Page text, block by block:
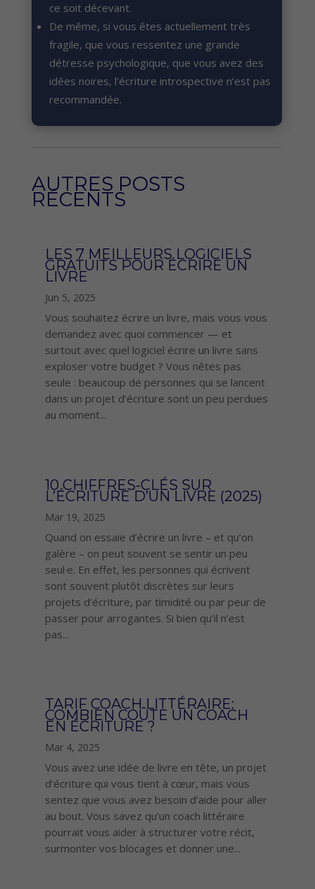
ce soit décevant.
De même, si vous êtes actuellement très
fragile, que vous ressentez une grande
détresse psychologique, que vous avez des
idées noires, l’écriture introspective n’est pas
recommandée.
AUTRES POSTS
RÉCENTS
LES 7 MEILLEURS LOGICIELS
GRATUITS POUR ÉCRIRE UN
LIVRE
Jun 5, 2025
Vous souhaitez écrire un livre, mais vous vous
demandez avec quoi commencer — et
surtout avec quel logiciel écrire un livre sans
exploser votre budget ? Vous nêtes pas
seule : beaucoup de personnes qui se lancent
dans un projet d’écriture sont un peu perdues
au moment...
10 CHIFFRES-CLÉS SUR
L’ÉCRITURE D’UN LIVRE (2025)
Mar 19, 2025
Quand on essaie d’écrire un livre – et qu’on
galère – on peut souvent se sentir un peu
seul·e. En effet, les personnes qui écrivent
sont souvent plutôt discrètes sur leurs
projets d’écriture, par timidité ou par peur de
passer pour arrogantes. Si bien qu’il n’est
pas...
TARIF COACH LITTÉRAIRE:
COMBIEN COÛTE UN COACH
EN ÉCRITURE ?
Mar 4, 2025
Vous avez une idée de livre en tête, un projet
d’écriture qui vous tient à cœur, mais vous
sentez que vous avez besoin d’aide pour aller
au bout. Vous savez qu’un coach littéraire
pourrait vous aider à structurer votre récit,
surmonter vos blocages et donner une...